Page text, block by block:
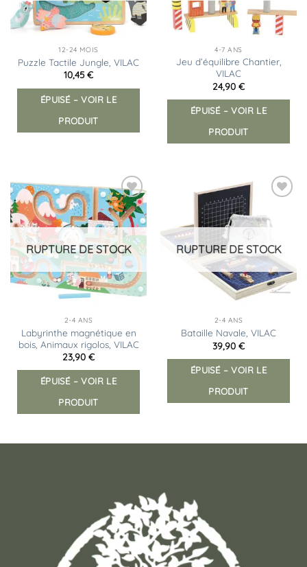
12-24 MOIS
Puzzle Tactile Jungle, VILAC
10,45€
ÉPUISÉ – VOIR LE
PRODUIT
4-7 ANS
Jeu d’équilibre Chantier,
VILAC
24,90 €
ÉPUISÉ – VOIR LE
PRODUIT
Ajouter
à la
liste
d’envies
RUPTURE DE STOCK
2-4 ANS
Labyrinthe magnétique en
bois, Animaux rigolos, VILAC
23,90 €
ÉPUISÉ – VOIR LE
PRODUIT
à la
liste
RUPTURE DE STOCK
2-4 ANS
Bataille Navale, VILAC
39,90 €
ÉPUISÉ – VOIR LE
PRODUIT